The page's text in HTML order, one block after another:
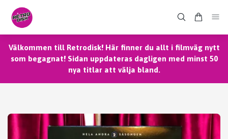
Välkommen till Retrodisk! Här finner du allt i filmväg nytt
som begagnat! Sidan uppdateras dagligen med minst 50
nya titlar att välja bland.